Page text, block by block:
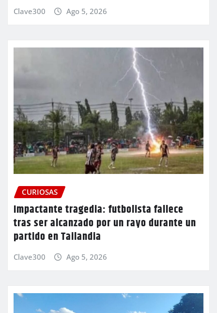
Clave300 Ago 5, 2026
CURIOSAS
Impactante tragedia: futbolista fallece
tras ser alcanzado por un rayo durante un
partido en Tailandia
Clave300 Ago 5, 2026